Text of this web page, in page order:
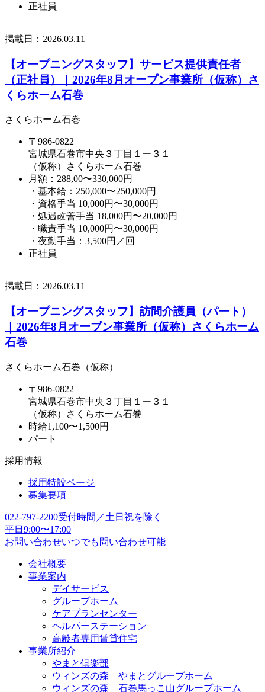
正社員
掲載日： 2026.03.11
【オープニングスタッフ】サービス提供責任者
（正社員）｜2026年8月オープン事業所（仮称）さ
くらホーム石巻
さくらホーム石巻
〒986-0822
宮城県石巻市中央３丁目１ー３１
（仮称）さくらホーム石巻
月額：288,00〜330,000円
・基本給：250,000〜250,000円
・資格手当 10,000円〜30,000円
・処遇改善手当 18,000円〜20,000円
・職責手当 10,000円〜30,000円
・夜勤手当：3,500円／回
正社員
掲載日： 2026.03.11
【オープニングスタッフ】訪問介護員（パート）
｜2026年8月オープン事業所（仮称）さくらホーム
石巻
さくらホーム石巻（仮称）
〒986-0822
宮城県石巻市中央３丁目１ー３１
（仮称）さくらホーム石巻
時給1,100〜1,500円
パート
採用情報
採用特設ページ
募集要項
022-797-2200受付時間／土日祝を除く
平日9:00〜17:00
お問い合わせいつでも問い合わせ可能
会社概要
事業案内
デイサービス
グループホーム
ケアプランセンター
ヘルパーステーション
高齢者専用賃貸住宅
事業所紹介
やまと倶楽部
ウィンズの森 やまとグループホーム
ウィンズの森 石巻馬っこ山グループホーム